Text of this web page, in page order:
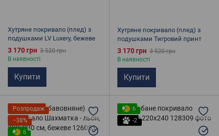
Хутряне покривало (плед) з
подушками LV Luxery, бежеве
3 170 грн 3 520 грн
В наявності
Купити
Хутряне покривало (плед) з
подушками Тигровий принт
3 170 грн 3 520 грн
В наявності
Купити
Розпродаж
−38%
6
6
-2